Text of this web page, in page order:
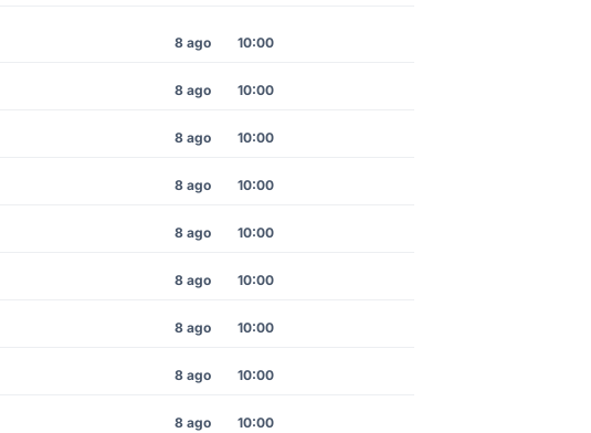
8 ago 10:00
8 ago 10:00
8 ago 10:00
8 ago 10:00
8 ago 10:00
8 ago 10:00
8 ago 10:00
8 ago 10:00
8 ago 10:00